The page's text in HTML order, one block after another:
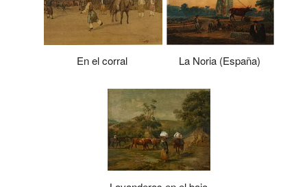
En el corral La Noria (España)